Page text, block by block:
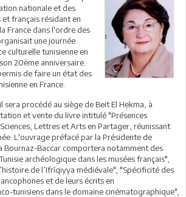
nationale et des
français résidant en
France dans l'ordre des
une journée
culturelle tunisienne en
20ème anniversaire.
de faire un état des
en France.
sera procédé au siège de Beit El Hekma, à
et vente du livre intitulé "Présences
Sciences, Lettres et Arts en Partager, réunissant
L'ouvrage préfacé par la Présidente de
Bournaz-Baccar comportera notamment des
archéologique dans les musées français",
de l’Ifrîqiyya médiévale", "Spécificité des
et de leurs écrits en
tunisiens dans le domaine cinématographique",